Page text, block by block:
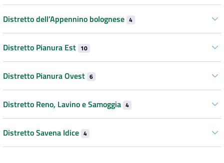
Distretto dell’Appennino bolognese 4
Distretto Pianura Est 10
Distretto Pianura Ovest 6
Distretto Reno, Lavino e Samoggia 4
Distretto Savena Idice 4